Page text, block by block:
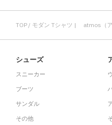
TOP モダン Tシャツ | atmos（ア
シューズ
スニーカー
ブーツ
サンダル
その他